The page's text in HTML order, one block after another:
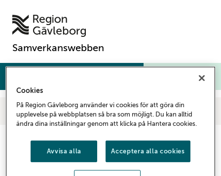
Samverkanswebben
Samverkanswebben Vårdgivare Kunskapsstöd och rutiner
Nyheter
Förändring i svar för Trombocytfunktion
Förändring i svar för
Trombocytfunktion
Cookies
På Region Gävleborg använder vi cookies för att göra din
upplevelse på webbplatsen så bra som möjligt. Du kan alltid
ändra dina inställningar genom att klicka på Hantera cookies.
Avvisa alla Acceptera alla cookies